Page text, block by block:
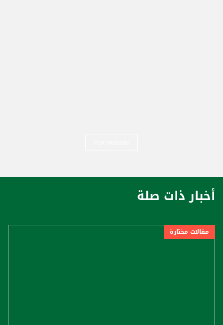
أخبار ذات صلة
مقالات مختارة